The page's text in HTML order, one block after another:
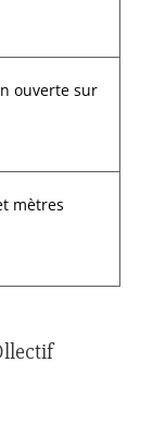
ouverte sur
mètres